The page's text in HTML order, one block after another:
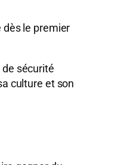
dès le premier
sécurité
culture et son